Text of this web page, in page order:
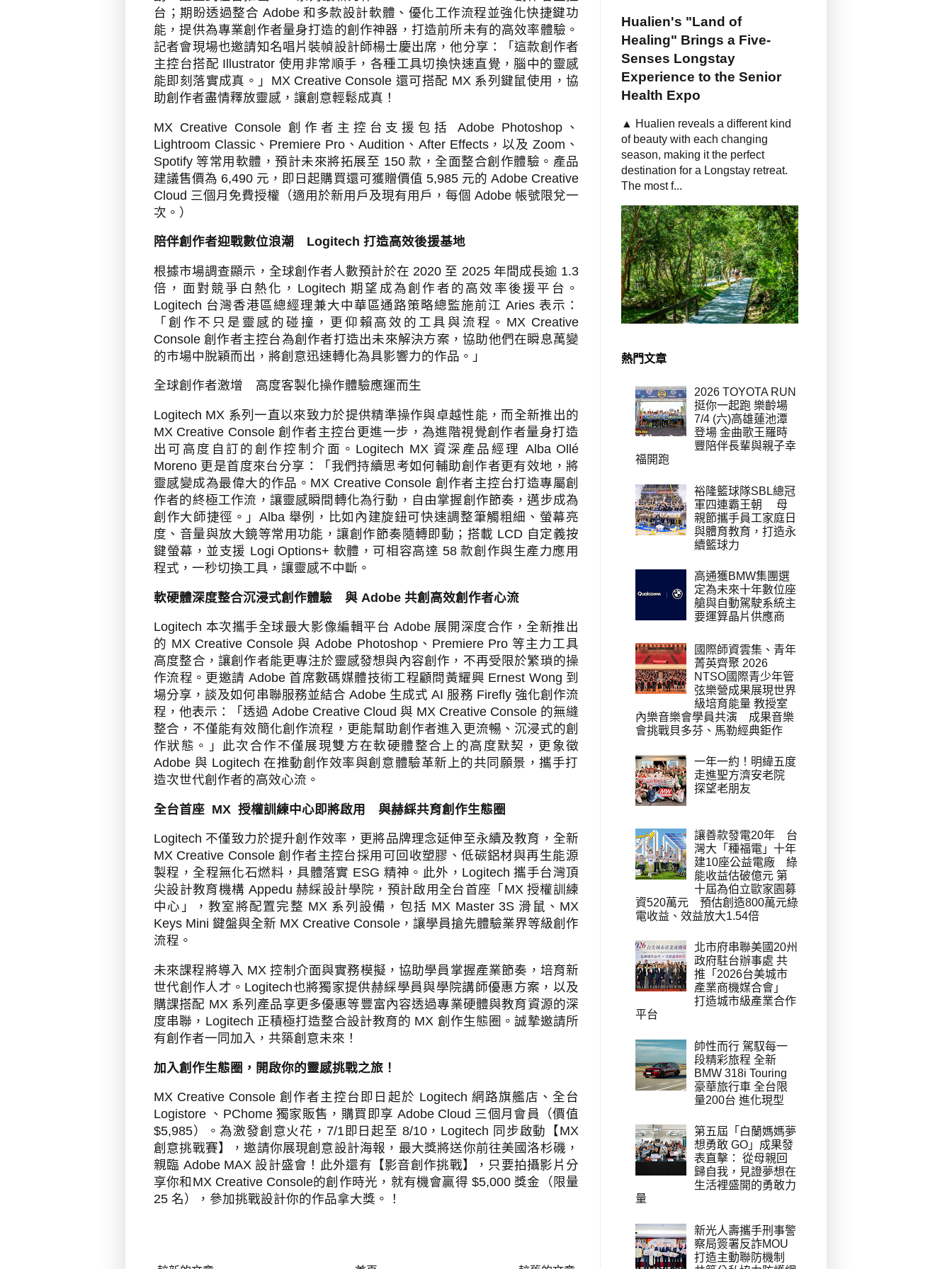
台；期盼透過整合 Adobe和多款設計軟體、優化工作流程並強化快捷鍵功
能，提供為專業創作者量身打造的創作神器，打造前所未有的高效率體驗。
記者會現場也邀請知名唱片裝幀設計師楊士慶出席，他分享：「這款創作者
主控台搭配 Illustrator 使用非常順手，各種工具切換快速直覺，腦中的靈感
能即刻落實成真。」 MX Creative Console 還可搭配 MX 系列鍵鼠使用，協
助創作者盡情釋放靈感，讓創意輕鬆成真！
MX Creative Console 創作者主控台支援包括 Adobe Photoshop 、
Lightroom Classic、 Premiere Pro、Audition 、 After Effects，以及 Zoom 、
Spotify 等常用軟體，預計未來將拓展至 150款，全面整合創作體驗。產品
建議售價為 6,490 元，即日起購買還可獲贈價值 5,985 元的 Adobe Creative
Cloud 三個月免費授權（適用於新用戶及現有用戶，每個 Adobe 帳號限兌一
次。）
陪伴創作者迎戰數位浪潮 Logitech 打造高效後援基地
根據市場調查顯示，全球創作者人數預計於在 2020 至 2025 年間成長逾 1.3
倍，面對競爭白熱化， Logitech 期望成為創作者的高效率後援平台。
Logitech 台灣香港區總經理兼大中華區通路策略總監施前江 Aries 表示：
「創作不只是靈感的碰撞，更仰賴高效的工具與流程。 MX Creative
Console創作者主控台為創作者打造出未來解決方案，協助他們在瞬息萬變
的市場中脫穎而出，將創意迅速轉化為具影響力的作品。」
全球創作者激增 高度客製化操作體驗應運而生
Logitech MX 系列一直以來致力於提供精準操作與卓越性能，而全新推出的
MX Creative Console創作者主控台更進一步，為進階視覺創作者量身打造
出可高度自訂的創作控制介面。 Logitech MX 資深產品經理 Alba Ollé
Moreno 更是首度來台分享：「我們持續思考如何輔助創作者更有效地，將
靈感變成為最偉大的作品。 MX Creative Console 創作者主控台打造專屬創
作者的終極工作流，讓靈感瞬間轉化為行動，自由掌握創作節奏，邁步成為
創作大師捷徑。」Alba 舉例，比如內建旋鈕可快速調整筆觸粗細、螢幕亮
度、音量與放大鏡等常用功能，讓創作節奏隨轉即動；搭載 LCD 自定義按
鍵螢幕，並支援 Logi Options+ 軟體，可相容高達 58款創作與生產力應用
程式，一秒切換工具，讓靈感不中斷。
軟硬體深度整合沉浸式創作體驗 與 Adobe 共創高效創作者心流
Logitech 本次攜手全球最大影像編輯平台 Adobe 展開深度合作，全新推出
的 MX Creative Console與 Adobe Photoshop、 Premiere Pro 等主力工具
高度整合，讓創作者能更專注於靈感發想與內容創作，不再受限於繁瑣的操
作流程。更邀請 Adobe 首席數碼媒體技術工程顧問黃耀興 Ernest Wong 到
場分享，談及如何串聯服務並結合 Adobe 生成式 AI 服務 Firefly 強化創作流
程，他表示：「透過 Adobe Creative Cloud 與 MX Creative Console 的無縫
整合，不僅能有效簡化創作流程，更能幫助創作者進入更流暢、沉浸式的創
作狀態。」此次合作不僅展現雙方在軟硬體整合上的高度默契，更象徵
Adobe 與 Logitech在推動創作效率與創意體驗革新上的共同願景，攜手打
造次世代創作者的高效心流。
全台首座 MX 授權訓練中心即將啟用 與赫綵共育創作生態圈
Logitech 不僅致力於提升創作效率，更將品牌理念延伸至永續及教育，全新
MX Creative Console創作者主控台採用可回收塑膠、低碳鋁材與再生能源
製程，全程無化石燃料，具體落實 ESG 精神。此外， Logitech攜手台灣頂
尖設計教育機構 Appedu赫綵設計學院，預計啟用全台首座「 MX授權訓練
中心」，教室將配置完整 MX 系列設備，包括 MX Master 3S 滑鼠、 MX
Keys Mini 鍵盤與全新 MX Creative Console ，讓學員搶先體驗業界等級創作
流程。
未來課程將導入 MX控制介面與實務模擬，協助學員掌握產業節奏，培育新
世代創作人才。 Logitech也將獨家提供赫綵學員與學院講師優惠方案，以及
購課搭配 MX 系列產品享更多優惠等豐富內容透過專業硬體與教育資源的深
度串聯， Logitech 正積極打造整合設計教育的 MX 創作生態圈。誠摯邀請所
有創作者一同加入，共築創意未來！
加入創作生態圈，開啟你的靈感挑戰之旅！
MX Creative Console創作者主控台即日起於 Logitech 網路旗艦店、全台
Logistore 、 PChome獨家販售，購買即享 Adobe Cloud 三個月會員（價值
$5,985）。為激發創意火花， 7/1即日起至 8/10， Logitech 同步啟動【 MX
創意挑戰賽】，邀請你展現創意設計海報，最大獎將送你前往美國洛杉磯，
親臨 Adobe MAX設計盛會！此外還有【影音創作挑戰】，只要拍攝影片分
享你和 MX Creative Console的創作時光，就有機會贏得 $5,000獎金（限量
25 名），參加挑戰設計你的作品拿大獎。！
Hualien's "Land of
Healing" Brings a Five-
Senses Longstay
Experience to the Senior
Health Expo
▲ Hualien reveals a different kind
of beauty with each changing
season, making it the perfect
destination for a Longstay retreat.
The most f...
熱門文章
2026 TOYOTA RUN
挺你一起跑 樂齡場
7/4 (六)高雄蓮池潭
登場 金曲歌王羅時
豐陪伴長輩與親子幸
福開跑
裕隆籃球隊SBL總冠
軍四連霸王朝 母
親節攜手員工家庭日
與體育教育，打造永
續籃球力
高通獲BMW集團選
定為未來十年數位座
艙與自動駕駛系統主
要運算晶片供應商
國際師資雲集、青年
菁英齊聚 2026
NTSO國際青少年管
弦樂營成果展現世界
級培育能量 教授室
內樂音樂會學員共演 成果音樂
會挑戰貝多芬、馬勒經典鉅作
一年一約！明緯五度
走進聖方濟安老院
探望老朋友
讓善款發電20年 台
灣大「種福電」十年
建10座公益電廠 綠
能收益估破億元 第
十屆為伯立歐家園募
資520萬元 預估創造800萬元綠
電收益、效益放大1.54倍
北市府串聯美國20州
政府駐台辦事處 共
推「2026台美城市
產業商機媒合會」
打造城市級產業合作
平台
帥性而行 駕馭每一
段精彩旅程 全新
BMW 318i Touring
豪華旅行車 全台限
量200台 進化現型
第五屆「白蘭媽媽夢
想勇敢 GO」成果發
表直擊： 從母親回
歸自我，見證夢想在
生活裡盛開的勇敢力
量
新光人壽攜手刑事警
察局簽署反詐MOU
打造主動聯防機制